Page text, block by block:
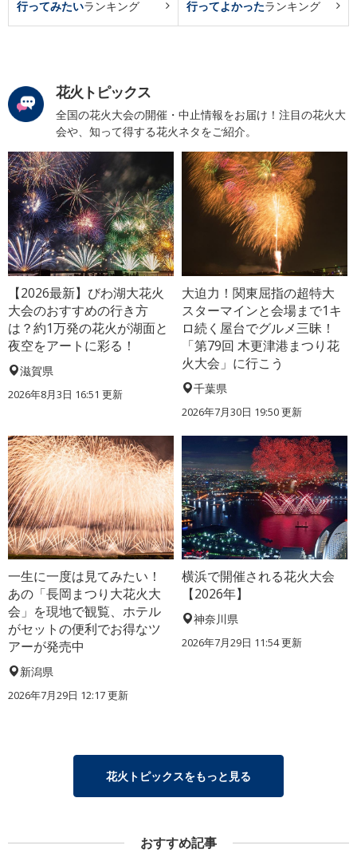
行ってみたいランキング 行ってよかったランキング
花火トピックス
全国の花火大会の開催・中止情報をお届け！注目の花火大
会や、知って得する花火ネタをご紹介。
【2026最新】びわ湖大花火
大会のおすすめの行き方
は？約1万発の花火が湖面と
夜空をアートに彩る！
滋賀県
2026年8月3日 16:51 更新
大迫力！関東屈指の超特大
スターマインと会場まで1キ
ロ続く屋台でグルメ三昧！
「第79回 木更津港まつり花
火大会」に行こう
千葉県
2026年7月30日 19:50 更新
一生に一度は見てみたい！
あの「長岡まつり大花火大
会」を現地で観覧、ホテル
がセットの便利でお得なツ
アーが発売中
新潟県
2026年7月29日 12:17 更新
横浜で開催される花火大会
【2026年】
神奈川県
2026年7月29日 11:54 更新
花火トピックスをもっと見る
おすすめ記事